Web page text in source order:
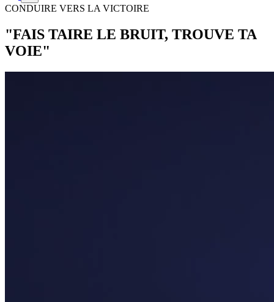
CONDUIRE VERS LA VICTOIRE
"FAIS TAIRE LE BRUIT, TROUVE TA
VOIE"